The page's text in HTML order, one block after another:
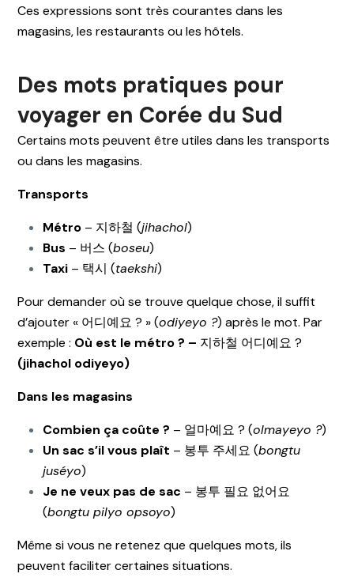
Ces expressions sont très courantes dans les
magasins, les restaurants ou les hôtels.
Des mots pratiques pour
voyager en Corée du Sud
Certains mots peuvent être utiles dans les transports
ou dans les magasins.
Transports
Métro – 지하철 (jihachol)
Bus – 버스 (boseu)
Taxi – 택시 (taekshi)
Pour demander où se trouve quelque chose, il suffit
d’ajouter « 어디예요 ? » (odiyeyo ?) après le mot. Par
exemple : Où est le métro ? – 지하철 어디예요 ?
(jihachol odiyeyo)
Dans les magasins
Combien ça coûte ? – 얼마예요 ? (olmayeyo ?)
Un sac s’il vous plaît – 봉투 주세요 (bongtu
juséyo)
Je ne veux pas de sac – 봉투 필요 없어요
(bongtu pilyo opsoyo)
Même si vous ne retenez que quelques mots, ils
peuvent faciliter certaines situations.